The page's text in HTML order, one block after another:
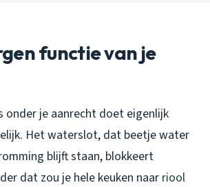
functie van je
onder je aanrecht doet eigenlijk
Het waterslot, dat beetje water
blijft staan, blokkeert
dat zou je hele keuken naar riool